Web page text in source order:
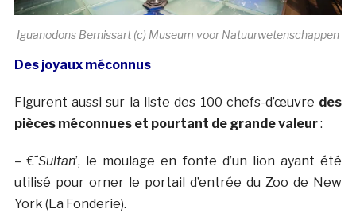
Iguanodons Bernissart (c) Museum voor Natuurwetenschappen
Des joyaux méconnus
Figurent aussi sur la liste des 100 chefs-d’œuvre des
pièces méconnues et pourtant de grande valeur:
– €˜Sultan’, le moulage en fonte d’un lion ayant été
utilisé pour orner le portail d’entrée du Zoo de New
York (La Fonderie).